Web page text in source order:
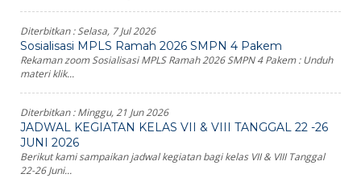
Diterbitkan :Selasa, 7 Jul 2026
Sosialisasi MPLS Ramah 2026 SMPN 4 Pakem
Rekaman zoom Sosialisasi MPLS Ramah 2026 SMPN 4 Pakem : Unduh
materi klik...
Diterbitkan :Minggu, 21 Jun 2026
JADWAL KEGIATAN KELAS VII & VIII TANGGAL 22 -26
JUNI 2026
Berikut kami sampaikan jadwal kegiatan bagi kelas VII & VIII Tanggal
22-26 Juni...